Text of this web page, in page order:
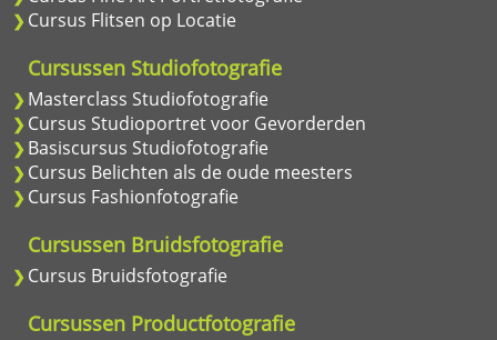
Cursus Flitsen op Locatie
Cursussen Studiofotografie
Masterclass Studiofotografie
Cursus Studioportret voor Gevorderden
Basiscursus Studiofotografie
Cursus Belichten als de oude meesters
Cursus Fashionfotografie
Cursussen Bruidsfotografie
Cursus Bruidsfotografie
Cursussen Productfotografie